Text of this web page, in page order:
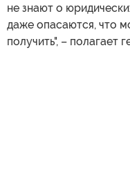
не знают о
даже опасаются, что
получить", – полагает